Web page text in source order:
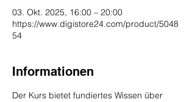
03. Okt. 2025, 16:00 – 20:00
https://www.digistore24.com/product/5048
54
Informationen
Der Kurs bietet fundiertes Wissen über